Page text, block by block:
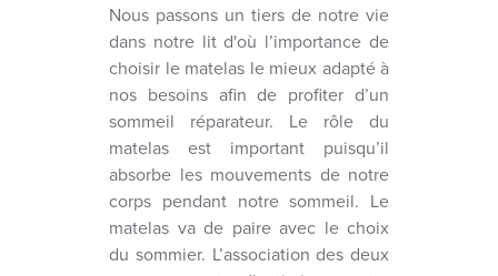
Nous passons un tiers de notre vie
dans notre lit d'où l’importance de
choisir le matelas le mieux adapté à
nos besoins afin de profiter d’un
sommeil réparateur. Le rôle du
matelas est important puisqu’il
absorbe les mouvements de notre
corps pendant notre sommeil. Le
matelas va de paire avec le choix
du sommier. L’association des deux